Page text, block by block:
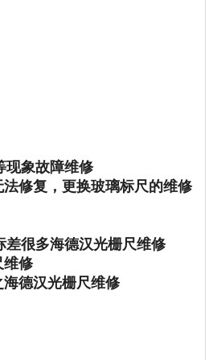
现象故障维修
修复，更换玻璃标尺的维修
差很多海德汉光栅尺维修
维修
德汉光栅尺维修